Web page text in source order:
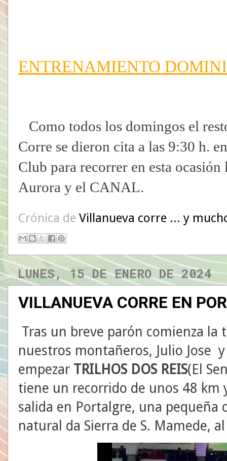
ENTRENAMIENTO
Como todos los domingos el
Corre se dieron cita a las 9:30 h.
Club para recorrer en esta
Aurora y el CANAL.
Crónica de Villanueva corre ... y
LUNES, 15 DE ENERO DE 2024
VILLANUEVA CORRE EN
Tras un breve parón comienza la
nuestros montañeros, Julio Jose
empezar TRILHOS DOS REIS(El
tiene un recorrido de unos 48
salida en Portalgre, una pequeña
natural da Sierra de S. Mamede,